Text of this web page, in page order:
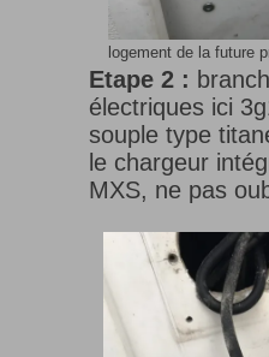
logement de la future
Etape 2 :
électriques ici
souple type
le chargeur
MXS, ne pas